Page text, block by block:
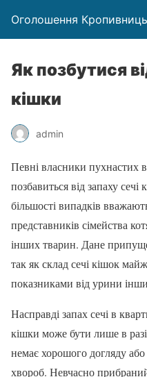
Оголошення
Як позбутися
кішки
admin
Певні власники пухнастих
позбавиться від запаху
більшості випадків
представників сімейства
інших тварин. Дане
так як склад сечі кішок
показниками від урини
Насправді запах сечі в
кішки може бути лише в
немає хорошого догляду
хвороб. Невчасно